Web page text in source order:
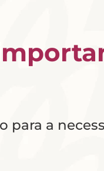
para a